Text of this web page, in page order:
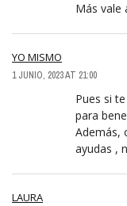
Más vale
YO MISMO
1 JUNIO, 2023 AT 21:00
Pues si
para
Además,
ayudas ,
LAURA